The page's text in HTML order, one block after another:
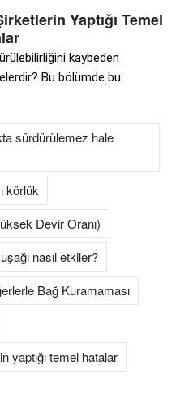
Yaptığı Temel
kaybeden
Bu bölümde bu
sürdürülemez hale
körlük
Devir Oranı)
nasıl etkiler?
Bağ Kuramaması
yaptığı temel hatalar